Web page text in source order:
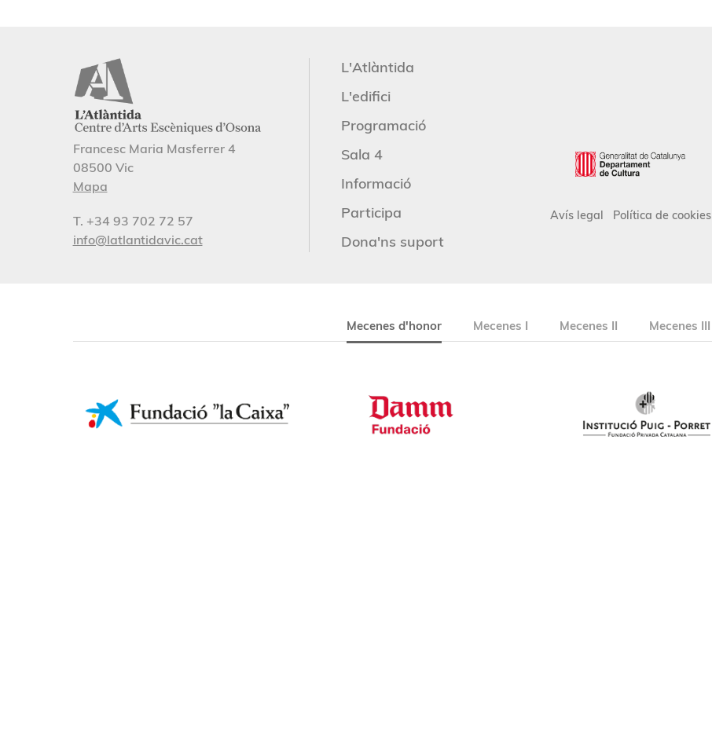
Francesc Maria Masferrer 4
08500 Vic
Mapa
T. +34 93 702 72 57
info@latlantidavic.cat
L'Atlàntida
L'edifici
Programació
Sala 4
Informació
Participa
Dona'ns suport
Avís legal Política de cookies
Mecenes d'honor Mecenes I Mecenes II Mecenes III